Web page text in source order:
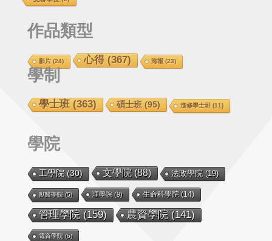
作品類型
影片(24) 心得(367) 海報 (23)
學制
學士班(363) 碩士班(95) 進修學士班(11)
學院
工學院 (30) 文學院 (88) 法政學院 (19)
獸醫學院(5) 理學院(9) 生命科學院(14)
管理學院 (159) 農資學院 (141)
電資學院(6)